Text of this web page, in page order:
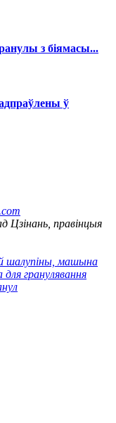
з біямасы...
ў
Цзінань, правінцыя
шалупіны, машына
гранулявання